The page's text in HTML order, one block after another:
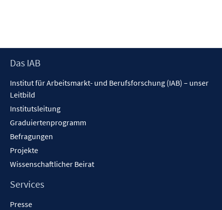
Footer
Das IAB
Institut für Arbeitsmarkt- und Berufsforschung (IAB) – unser
Leitbild
Institutsleitung
Graduiertenprogramm
Befragungen
Projekte
Wissenschaftlicher Beirat
Services
Presse